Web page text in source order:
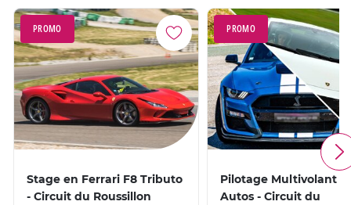
PROMO
Stage en Ferrari F8 Tributo
- Circuit du Roussillon
PROMO
Pilotage Multivolant 2
Autos - Circuit du